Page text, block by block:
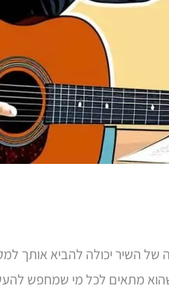
של השיר יכולה להביא
מתאים לכל מי שמחפש